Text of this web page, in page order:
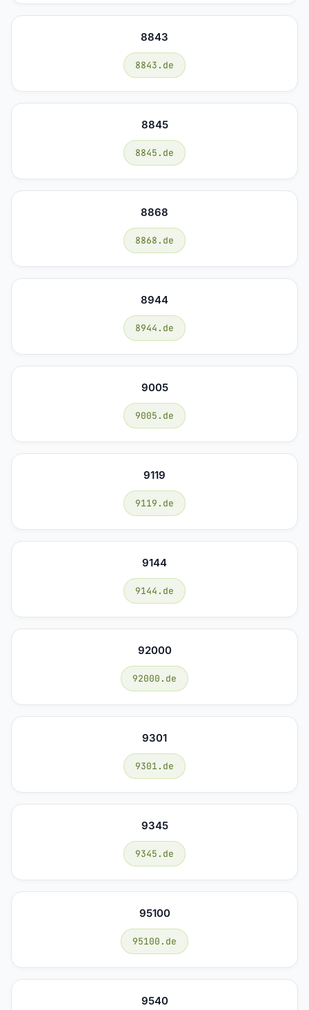
8843
8843.de
8845
8845.de
8868
8868.de
8944
8944.de
9005
9005.de
9119
9119.de
9144
9144.de
92000
92000.de
9301
9301.de
9345
9345.de
95100
95100.de
9540